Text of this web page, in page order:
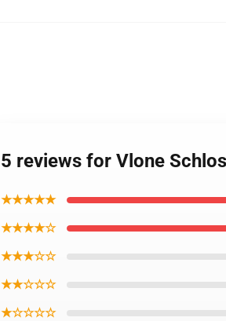
5 reviews for Vlone
★★★★★
★★★★☆
★★★☆☆
★★☆☆☆
★☆☆☆☆